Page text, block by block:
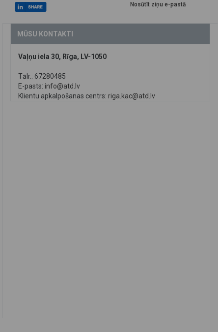
Nosūtīt ziņu e-pastā
MŪSU KONTAKTI
Vaļņu iela 30, Rīga, LV-1050
Tālr.: 67280485
E-pasts: info@atd.lv
Klientu apkalpošanas centrs: riga.kac@atd.lv